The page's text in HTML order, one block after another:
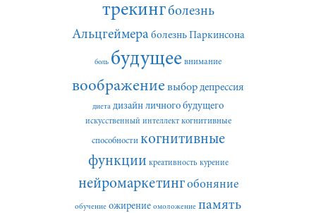
трекингболезнь
Альцгеймера болезнь Паркинсона
боль будущее внимание
воображение выбор депрессия
диета дизайн личного будущего
искусственный интеллект когнитивные
способности когнитивные
функции креативность курение
нейромаркетингобоняние
обучение ожирение омоложение память